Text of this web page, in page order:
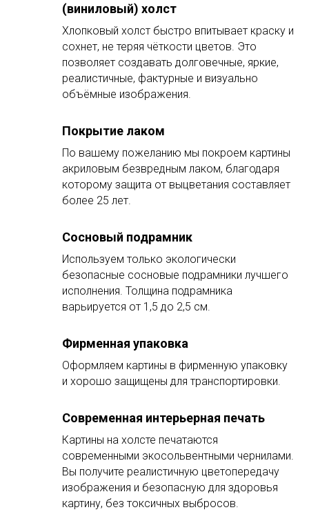
(виниловый) холст
Хлопковый холст быстро впитывает краску и
сохнет, не теряя чёткости цветов. Это
позволяет создавать долговечные, яркие,
реалистичные, фактурные и визуально
объёмные изображения.
Покрытие лаком
По вашему пожеланию мы покроем картины
акриловым безвредным лаком, благодаря
которому защита от выцветания составляет
более 25 лет.
Сосновый подрамник
Используем только экологически
безопасные сосновые подрамники лучшего
исполнения. Толщина подрамника
варьируется от 1,5 до 2,5 см.
Фирменная упаковка
Оформляем картины в фирменную упаковку
и хорошо защищены для транспортировки.
Современная интерьерная печать
Картины на холсте печатаются
современными экосольвентными чернилами.
Вы получите реалистичную цветопередачу
изображения и безопасную для здоровья
картину, без токсичных выбросов.